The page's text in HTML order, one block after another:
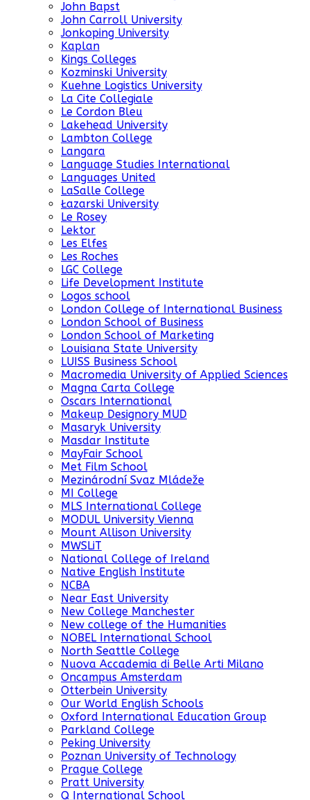
John Bapst
John Carroll University
Jonkoping University
Kaplan
Kings Colleges
Kozminski University
Kuehne Logistics University
La Cite Collegiale
Le Cordon Bleu
Lakehead University
Lambton College
Langara
Language Studies International
Languages United
LaSalle College
Łazarski University
Le Rosey
Lektor
Les Elfes
Les Roches
LGC College
Life Development Institute
Logos school
London College of International Business
London School of Business
London School of Marketing
Louisiana State University
LUISS Business School
Macromedia University of Applied Sciences
Magna Carta College
Oscars International
Makeup Designory MUD
Masaryk University
Masdar Institute
MayFair School
Met Film School
Mezinárodní Svaz Mládeže
MI College
MLS International College
MODUL University Vienna
Mount Allison University
MWSLiT
National College of Ireland
Native English Institute
NCBA
Near East University
New College Manchester
New college of the Humanities
NOBEL International School
North Seattle College
Nuova Accademia di Belle Arti Milano
Oncampus Amsterdam
Otterbein University
Our World English Schools
Oxford International Education Group
Parkland College
Peking University
Poznan University of Technology
Prague College
Pratt University
Q International School